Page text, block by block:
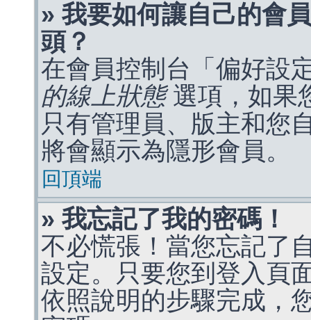
» 我要如何讓自己的會
頭？
在會員控制台「偏好設
的線上狀態選項，如果
只有管理員、版主和您
將會顯示為隱形會員。
回頂端
» 我忘記了我的密碼！
不必慌張！當您忘記了
設定。只要您到登入頁
依照說明的步驟完成，